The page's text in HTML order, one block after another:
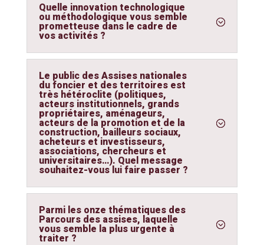
Quelle innovation technologique
ou méthodologique vous semble
prometteuse dans le cadre de
vos activités ?
Le public des Assises nationales
du foncier et des territoires est
très hétéroclite (politiques,
acteurs institutionnels, grands
propriétaires, aménageurs,
acteurs de la promotion et de la
construction, bailleurs sociaux,
acheteurs et investisseurs,
associations, chercheurs et
universitaires…). Quel message
souhaitez-vous lui faire passer ?
Parmi les onze thématiques des
Parcours des assises, laquelle
vous semble la plus urgente à
traiter ?